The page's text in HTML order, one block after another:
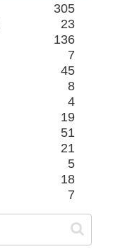
305
23
136
7
45
8
4
19
51
21
5
18
7